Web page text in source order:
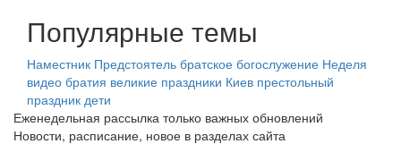
Популярные темы
Наместник Предстоятель братское богослужение Неделя
видео братия великие праздники Киев престольный
праздник дети
Еженедельная рассылка только важных обновлений
Новости, расписание, новое в разделах сайта